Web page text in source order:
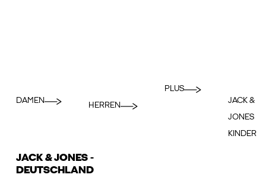
DAMEN
HERREN
PLUS
JACK &
JONES
KINDER
JACK & JONES -
DEUTSCHLAND